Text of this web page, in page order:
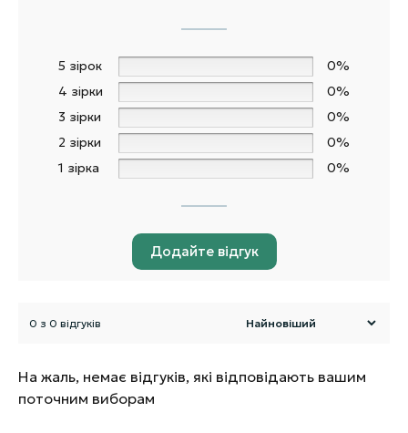
5 зірок
0%
4 зірки
0%
3 зірки
0%
2 зірки
0%
1 зірка
0%
Додайте відгук
0 з 0 відгуків
На жаль, немає відгуків, які відповідають вашим
поточним виборам